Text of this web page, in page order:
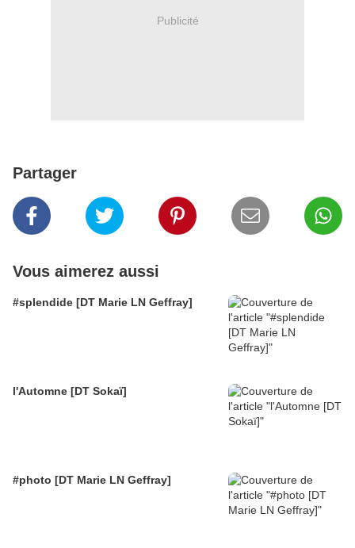
Publicité
Partager
Vous aimerez aussi
#splendide [DT Marie LN Geffray]
l'Automne [DT Sokaï]
#photo [DT Marie LN Geffray]